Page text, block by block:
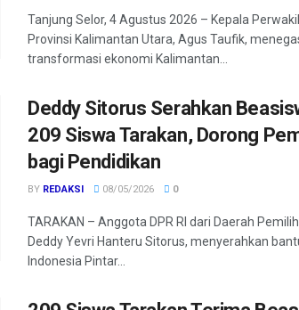
Tanjung Selor, 4 Agustus 2026 – Kepala
Provinsi Kalimantan Utara, Agus Taufik,
transformasi ekonomi Kalimantan...
Deddy Sitorus Serahkan
209 Siswa Tarakan, Dorong
bagi Pendidikan
BY REDAKSI 08/05/2026 0
TARAKAN – Anggota DPR RI dari Daerah
Deddy Yevri Hanteru Sitorus, menyerahkan
Indonesia Pintar...